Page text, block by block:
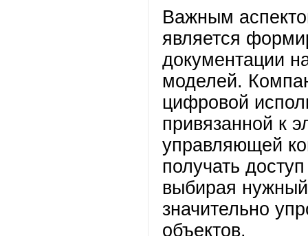
Важным
является
документации
моделей.
цифровой
привязанной к
управляющей
получать
выбирая
значительно
объектов.